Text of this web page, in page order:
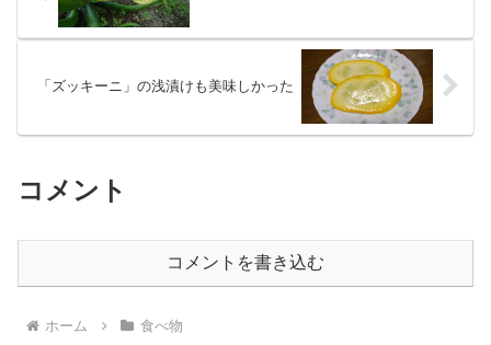
「ズッキーニ」の浅漬けも美味しかった
コメント
コメントを書き込む
ホーム 食べ物